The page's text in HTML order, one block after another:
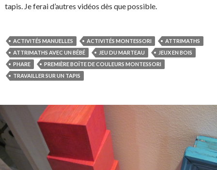
tapis. Je ferai d’autres vidéos dès que possible.
ACTIVITÉS MANUELLES ACTIVITÉS MONTESSORI
ATTRIMATHS
ATTRIMATHS AVEC UN BÉBÉ
JEU DU MARTEAU
JEUX EN BOIS
PHARE
PREMIÈRE BOÎTE DE COULEURS MONTESSORI
TRAVAILLER SUR UN TAPIS